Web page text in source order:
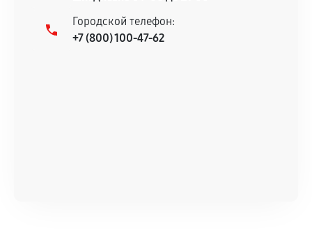
Городской телефон:
+7 (800) 100-47-62